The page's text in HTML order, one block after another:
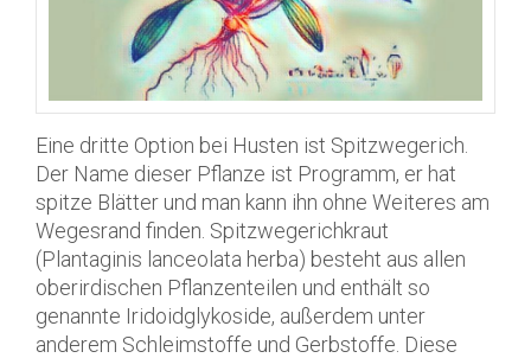
Eine dritte Option bei Husten ist Spitzwegerich.
Der Name dieser Pflanze ist Programm, er hat
spitze Blätter und man kann ihn ohne Weiteres am
Wegesrand finden. Spitzwegerichkraut
(Plantaginis lanceolata herba) besteht aus allen
oberirdischen Pflanzenteilen und enthält so
genannte Iridoidglykoside, außerdem unter
anderem Schleimstoffe und Gerbstoffe. Diese